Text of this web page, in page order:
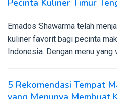
Pecinta Kuliner Timur
Emados Shawarma telah
kuliner favorit bagi pecinta
Indonesia. Dengan menu yang
5 Rekomendasi Tempat